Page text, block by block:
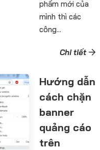
phẩm mới của
mình thì các
công...
Chi tiết
Hướng dẫn
cách chặn
banner
quảng cáo
trên